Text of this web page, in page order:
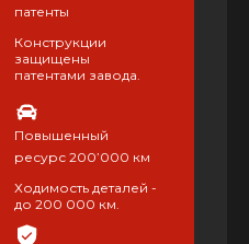
патенты
Конструкции
защищены
патентами завода.
Повышенный
ресурс 200’000 км
Ходимость деталей -
до 200 000 км.